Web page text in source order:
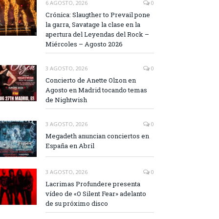
6 AGOSTO, 2026 0
Crónica: Slaugther to Prevail pone
la garra, Savatage la clase en la
apertura del Leyendas del Rock –
Miércoles – Agosto 2026
3 AGOSTO, 2026 0
Concierto de Anette Olzon en
Agosto en Madrid tocando temas
de Nightwish
3 AGOSTO, 2026 0
Megadeth anuncian conciertos en
España en Abril
3 AGOSTO, 2026 0
Lacrimas Profundere presenta
vídeo de «O Silent Fear» adelanto
de su próximo disco